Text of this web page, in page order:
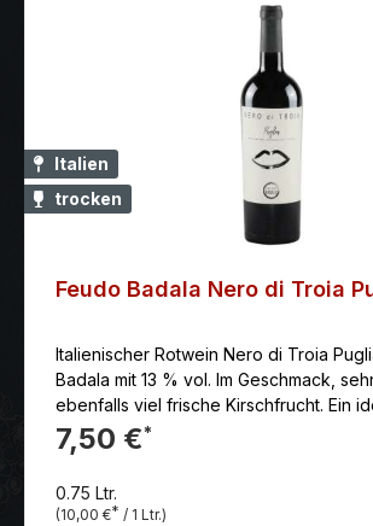
Italien
trocken
Feudo Badala Nero di Troia
Italienischer Rotwein Nero di Troia
Badala mit 13 % vol. Im Geschmack,
ebenfalls viel frische Kirschfrucht. Ein
Bankettwein.
7,50 €*
0.75 Ltr.
(10,00 €* / 1 Ltr.)